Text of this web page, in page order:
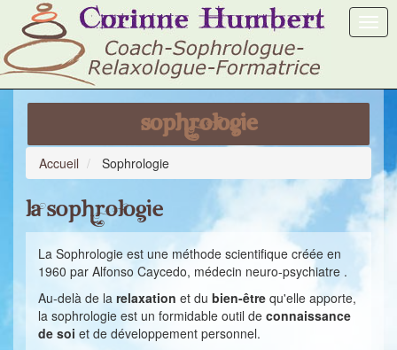
Sophrologie
Accueil Sophrologie
La sophrologie
La Sophrologie est une méthode scientifique créée en
1960 par Alfonso Caycedo, médecin neuro-psychiatre .
Au-delà de la relaxation et du bien-être qu'elle apporte,
la sophrologie est un formidable outil de connaissance
de soi et de développement personnel.